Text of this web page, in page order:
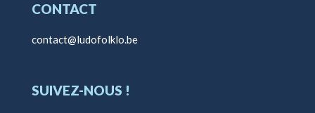
CONTACT
contact@ludofolklo.be
SUIVEZ-NOUS !